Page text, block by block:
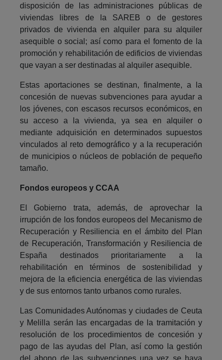
disposición de las administraciones públicas de
viviendas libres de la SAREB o de gestores
privados de vivienda en alquiler para su alquiler
asequible o social; así como para el fomento de la
promoción y rehabilitación de edificios de viviendas
que vayan a ser destinadas al alquiler asequible.
Estas aportaciones se destinan, finalmente, a la
concesión de nuevas subvenciones para ayudar a
los jóvenes, con escasos recursos económicos, en
su acceso a la vivienda, ya sea en alquiler o
mediante adquisición en determinados supuestos
vinculados al reto demográfico y a la recuperación
de municipios o núcleos de población de pequeño
tamaño.
Fondos europeos y CCAA
El Gobierno trata, además, de aprovechar la
irrupción de los fondos europeos del Mecanismo de
Recuperación y Resiliencia en el ámbito del Plan
de Recuperación, Transformación y Resiliencia de
España destinados prioritariamente a la
rehabilitación en términos de sostenibilidad y
mejora de la eficiencia energética de las viviendas
y de sus entornos tanto urbanos como rurales.
Las Comunidades Autónomas y ciudades de Ceuta
y Melilla serán las encargadas de la tramitación y
resolución de los procedimientos de concesión y
pago de las ayudas del Plan, así como la gestión
del abono de las subvenciones una vez se haya